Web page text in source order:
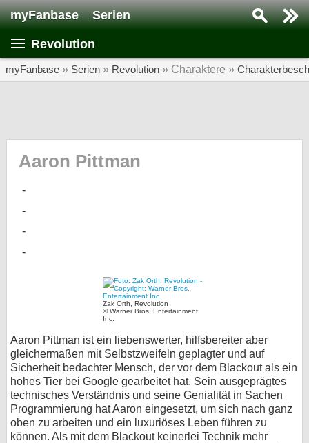
myFanbase Serien
Revolution
myFanbase » Serien » Revolution » Charaktere »
Aaron Pittman
Zak Orth, Revolution
© Warner Bros. Entertainment
Inc.
Aaron Pittman ist ein liebenswerter, hilfsbereiter aber
gleichermaßen mit Selbstzweifeln geplagter und auf
Sicherheit bedachter Mensch, der vor dem Blackout als ein
hohes Tier bei Google gearbeitet hat. Sein ausgeprägtes
technisches Verständnis und seine Genialität in Sachen
Programmierung hat Aaron eingesetzt, um sich nach ganz
oben zu arbeiten und ein luxuriöses Leben führen zu
können. Als mit dem Blackout keinerlei Technik mehr
Serie suchen...
SERIEN
Forum
bei Facebook
Kontakt
Nutzungsbedingungen